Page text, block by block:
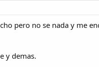
pero no se nada y me
y demas.